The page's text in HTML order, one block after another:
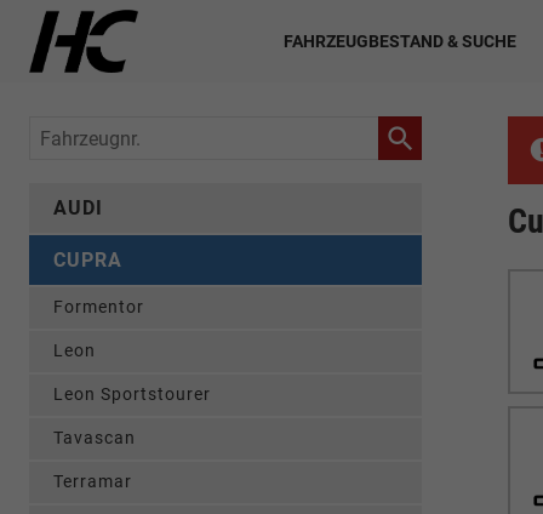
FAHRZEUGBESTAND & SUCHE
Fahrzeugnr.
AUDI
CUPRA
Formentor
Leon
Leon Sportstourer
Tavascan
Terramar